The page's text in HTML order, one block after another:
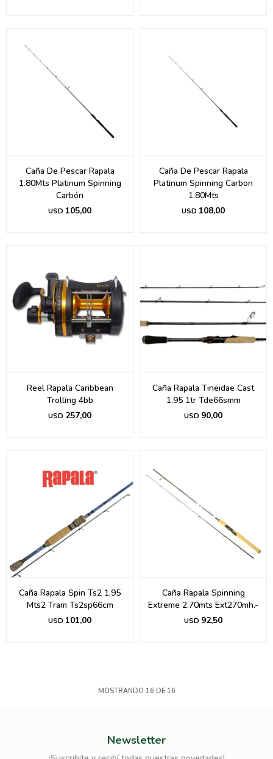
Caña De Pescar Rapala
1.80Mts Platinum Spinning
Carbón
USD 105,00
Caña De Pescar Rapala
Platinum Spinning Carbon
1.80Mts
USD 108,00
Reel Rapala Caribbean
Trolling 4bb
USD 257,00
Caña Rapala Tineidae Cast
1.95 1tr Tde66smm
USD 90,00
Caña Rapala Spin Ts2 1,95
Mts2 Tram Ts2sp66cm
USD 101,00
Caña Rapala Spinning
Extreme 2.70mts Ext270mh.-
USD 92,50
MOSTRANDO 16 DE 16
Newsletter